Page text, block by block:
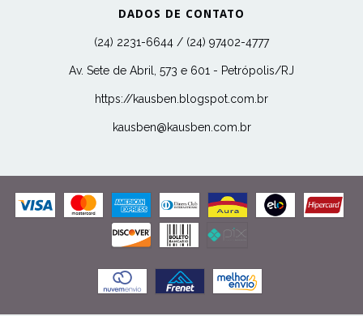
DADOS DE CONTATO
(24) 2231-6644 / (24) 97402-4777
Av. Sete de Abril, 573 e 601 - Petrópolis/RJ
https://kausben.blogspot.com.br
kausben@kausben.com.br